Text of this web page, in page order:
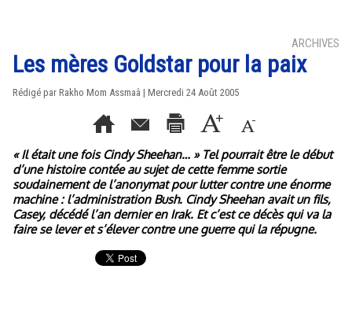
ARCHIVES
Les mères Goldstar pour la paix
Rédigé par Rakho Mom Assmaâ | Mercredi 24 Août 2005
« Il était une fois Cindy Sheehan… » Tel pourrait être le début
d’une histoire contée au sujet de cette femme sortie
soudainement de l’anonymat pour lutter contre une énorme
machine : l’administration Bush. Cindy Sheehan avait un fils,
Casey, décédé l’an dernier en Irak. Et c’est ce décès qui va la
faire se lever et s’élever contre une guerre qui la répugne.